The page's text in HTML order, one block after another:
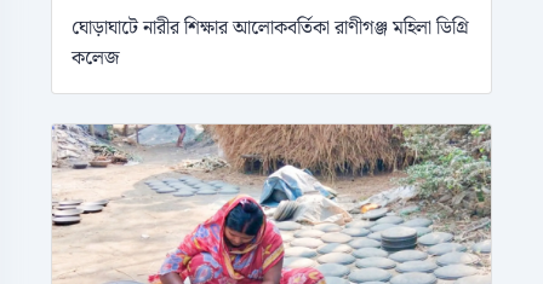
ঘোড়াঘাটে নারীর শিক্ষার আলোকবর্তিকা রাণীগঞ্জ মহিলা ডিগ্রি
কলেজ